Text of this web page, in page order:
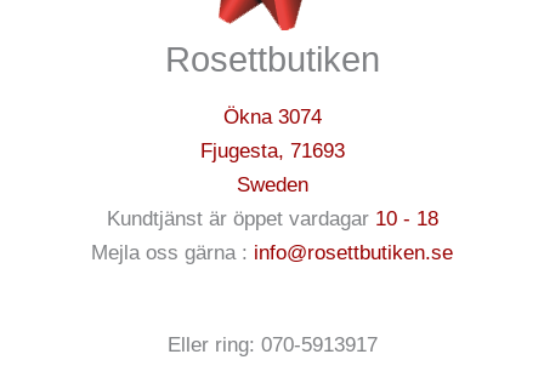
Rosettbutiken
Ökna 3074
Fjugesta, 71693
Sweden
Kundtjänst är öppet vardagar 10 - 18
Mejla oss gärna : info@rosettbutiken.se
Eller ring: 070-5913917